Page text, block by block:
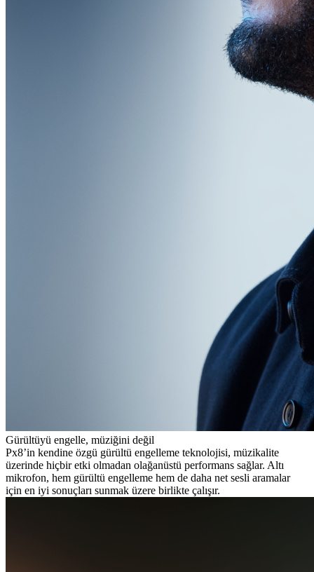
Gürültüyü engelle, müziğini değil
Px8’in kendine özgü gürültü engelleme teknolojisi, müzikalite
üzerinde hiçbir etki olmadan olağanüstü performans sağlar. Altı
mikrofon, hem gürültü engelleme hem de daha net sesli aramalar
için en iyi sonuçları sunmak üzere birlikte çalışır.